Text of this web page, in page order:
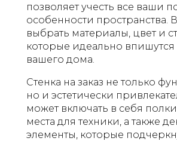
позволяет учесть все ваши
особенности пространства.
выбрать материалы, цвет и
которые идеально
вашего дома.
Стенка на заказ не только
но и эстетически
может включать в себя
места для техники, а также
элементы, которые